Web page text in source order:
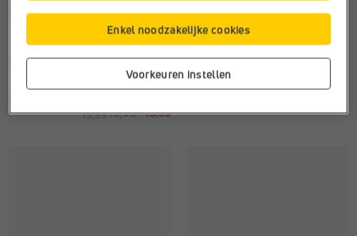
CEMI
15,9919,99 15,99
Materiaal:Kunststof
Web-Only:
Crocs
Draagcomfort:
Merk:Crocs
Voorkeuren instellen
Enkel noodzakelijke cookies